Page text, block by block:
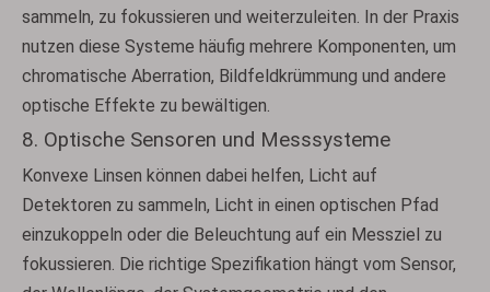
sammeln, zu fokussieren und weiterzuleiten. In der Praxis
nutzen diese Systeme häufig mehrere Komponenten, um
chromatische Aberration, Bildfeldkrümmung und andere
optische Effekte zu bewältigen.
8. Optische Sensoren und Messsysteme
Konvexe Linsen können dabei helfen, Licht auf
Detektoren zu sammeln, Licht in einen optischen Pfad
einzukoppeln oder die Beleuchtung auf ein Messziel zu
fokussieren. Die richtige Spezifikation hängt vom Sensor,